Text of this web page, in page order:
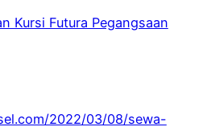
Kursi Futura Pegangsaan
2022/03/08/sewa-